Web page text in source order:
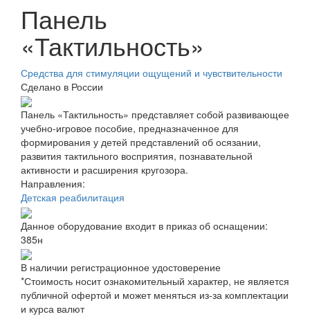
Панель
«Тактильность»
Средства для стимуляции ощущений и чувствительности
Сделано в России
Панель «Тактильность» представляет собой развивающее
учебно-игровое пособие, предназначенное для
формирования у детей представлений об осязании,
развития тактильного восприятия, познавательной
активности и расширения кругозора.
Направления:
Детская реабилитация
Данное оборудование входит в приказ об оснащении:
385н
В наличии регистрационное удостоверение
*Стоимость носит ознакомительный характер, не является
публичной офертой и может меняться из-за комплектации
и курса валют